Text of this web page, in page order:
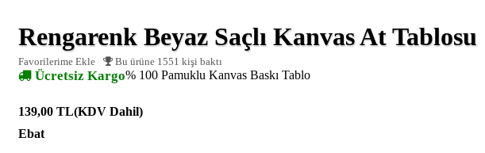
Rengarenk Beyaz Saçlı Kanvas At Tablosu
Favorilerime Ekle Bu ürüne 1551 kişi baktı
Ücretsiz Kargo% 100 Pamuklu Kanvas Baskı Tablo
139,00 TL(KDV Dahil)
Ebat